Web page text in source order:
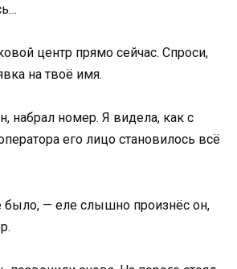
центр прямо сейчас. Спроси,
на твоё имя.
набрал номер. Я видела, как с
его лицо становилось всё
было, — еле слышно произнёс он,